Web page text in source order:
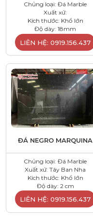
Chủng loại: Đá Marble
Xuất xứ:
Kích thước: Khổ lớn
Độ dày: 18mm
LIÊN HỆ: 0919.156.437
ĐÁ NEGRO MARQUINA
Chủng loại: Đá Marble
Xuất xứ: Tây Ban Nha
Kích thước: Khổ lớn
Độ dày: 2 cm
LIÊN HỆ: 0919.156.437